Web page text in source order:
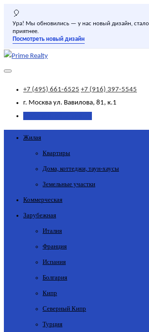
🎈
Ура! Мы обновились — у нас новый дизайн,
приятнее.
Посмотреть новый дизайн
+7 (495) 661-6525 +7 (916) 397-5545
г. Москва ул. Вавилова, 81, к.1
Жилая
Квартиры
Дома, коттеджи, таун-хаусы
Земельные участки
Коммерческая
Зарубежная
Италия
Франция
Испания
Болгария
Кипр
Северный Кипр
Турция